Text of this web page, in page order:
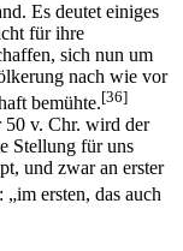
Es deutet einiges
für ihre
sich nun um
nach wie vor
bemühte.[36]
50 v. Chr. wird der
Stellung für uns
und zwar an erster
ersten, das auch